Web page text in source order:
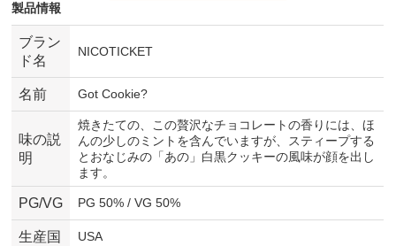
製品情報
ブラン
ド名
NICOTICKET
名前 Got Cookie?
味の説
明
焼きたての、この贅沢なチョコレートの香りには、ほ
んの少しのミントを含んでいますが、スティープする
とおなじみの「あの」白黒クッキーの風味が顔を出し
ます。
PG/VG PG 50% / VG 50%
生産国 USA